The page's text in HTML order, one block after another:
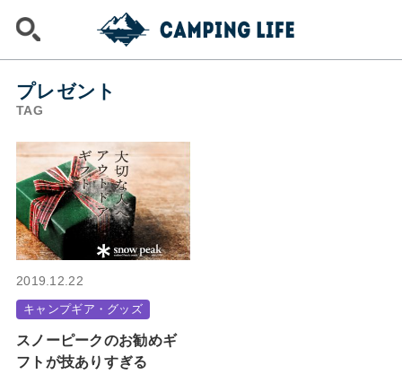
プレゼント
TAG
2019.12.22
キャンプギア・グッズ
スノーピークのお勧めギ
フトが技ありすぎる